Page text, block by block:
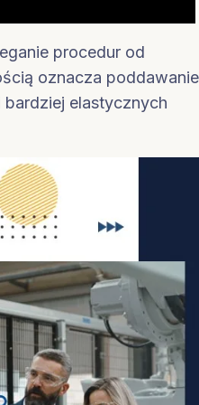
procedur od
oznacza
elastycznych